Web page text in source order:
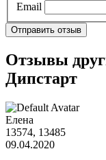
Email
Отправить отзыв
Отзывы
Дипстарт
Елена
13574, 13485
09.04.2020